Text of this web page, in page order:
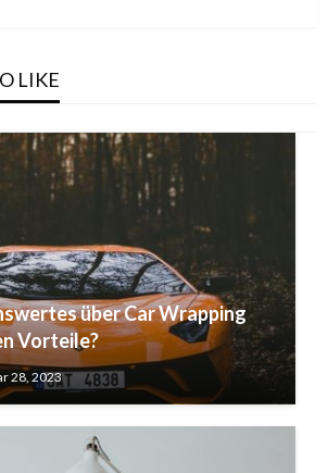
LIKE
über Car Wrapping
Vorteile?
28, 2023